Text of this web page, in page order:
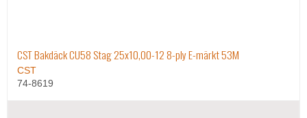
CST Bakdäck CU58 Stag 25x10,00-12 8-ply E-märkt 53M
CST
74-8619